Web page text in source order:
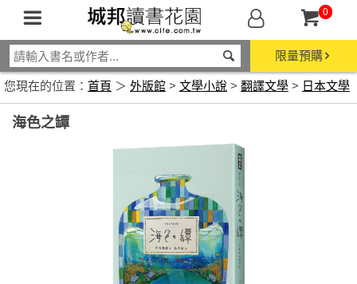
0
限量預購
您現在的位置： 首頁 ＞ 外版館 > 文學小說 > 翻譯文學 > 日本文學
海色之罈